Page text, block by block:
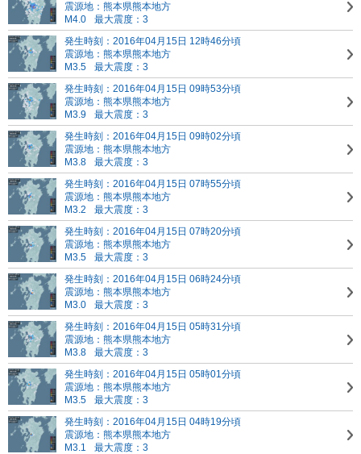
震源地：熊本県熊本地方
M4.0
最大震度：3
発生時刻：2016年04月15日 12時46分頃
震源地：熊本県熊本地方
M3.5
最大震度：3
発生時刻：2016年04月15日 09時53分頃
震源地：熊本県熊本地方
M3.9
最大震度：3
発生時刻：2016年04月15日 09時02分頃
震源地：熊本県熊本地方
M3.8
最大震度：3
発生時刻：2016年04月15日 07時55分頃
震源地：熊本県熊本地方
M3.2
最大震度：3
発生時刻：2016年04月15日 07時20分頃
震源地：熊本県熊本地方
M3.5
最大震度：3
発生時刻：2016年04月15日 06時24分頃
震源地：熊本県熊本地方
M3.0
最大震度：3
発生時刻：2016年04月15日 05時31分頃
震源地：熊本県熊本地方
M3.8
最大震度：3
発生時刻：2016年04月15日 05時01分頃
震源地：熊本県熊本地方
M3.5
最大震度：3
発生時刻：2016年04月15日 04時19分頃
震源地：熊本県熊本地方
M3.1
最大震度：3